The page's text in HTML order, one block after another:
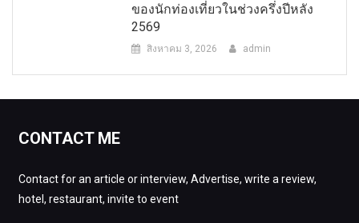
ของนักท่องเที่ยวในช่วงครึ่งปีหลัง
2569
สิงหาคม 3, 2026 admin
CONTACT ME
Contact for an article or interview, Advertise, write a review,
hotel, restaurant, invite to event